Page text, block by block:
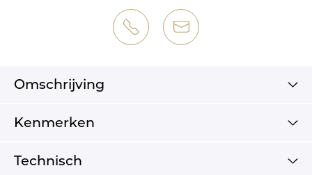
Omschrijving
Kenmerken
Technisch